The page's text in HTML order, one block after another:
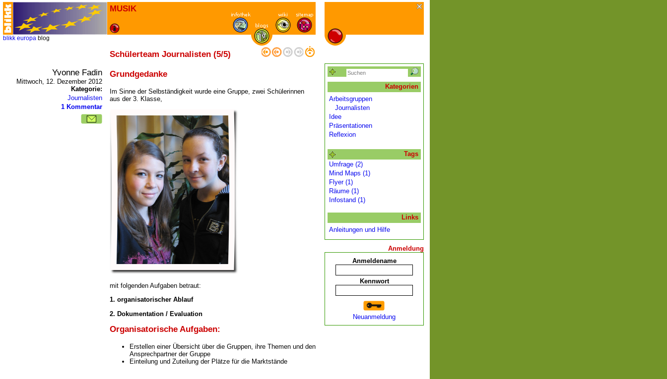
MUSIK
blikk europa blog
Schülerteam Journalisten (5/5)
Yvonne Fadin
Mittwoch, 12. Dezember 2012
Kategorie:
Journalisten
1 Kommentar
Grundgedanke
Im Sinne der Selbständigkeit wurde eine Gruppe, zwei Schülerinnen
aus der 3. Klasse,
mit folgenden Aufgaben betraut:
1. organisatorischer Ablauf
2. Dokumentation / Evaluation
Organisatorische Aufgaben:
Erstellen einer Übersicht über die Gruppen, ihre Themen und den
Ansprechpartner der Gruppe
Einteilung und Zuteilung der Plätze für die Marktstände
Kategorien
Arbeitsgruppen
Journalisten
Idee
Präsentationen
Reflexion
Tags
Umfrage (2)
Mind Maps (1)
Flyer (1)
Räume (1)
Infostand (1)
Links
Anleitungen und Hilfe
Anmeldung
Anmeldename
Kennwort
Neuanmeldung